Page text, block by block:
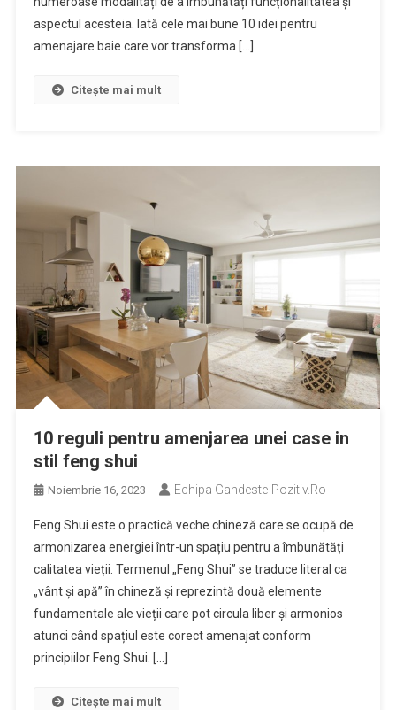
aspectul acesteia. Iată cele mai bune 10 idei pentru
amenajare baie care vor transforma […]
Citește mai mult
10 reguli pentru amenjarea unei case in
stil feng shui
Noiembrie 16, 2023 Echipa Gandeste-Pozitiv.ro
Feng Shui este o practică veche chineză care se ocupă de
armonizarea energiei într-un spațiu pentru a îmbunătăți
calitatea vieții. Termenul „Feng Shui” se traduce literal ca
„vânt și apă” în chineză și reprezintă două elemente
fundamentale ale vieții care pot circula liber și armonios
atunci când spațiul este corect amenajat conform
principiilor Feng Shui. […]
Citește mai mult